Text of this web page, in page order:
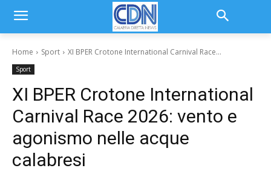
Home Sport XI BPER Crotone International Carnival Race...
Sport
XI BPER Crotone International
Carnival Race 2026: vento e
agonismo nelle acque
calabresi